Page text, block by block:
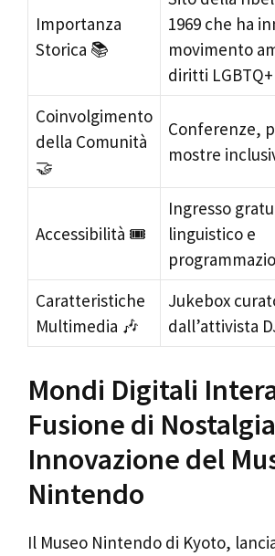
Importanza
Storica 📚
1969 che ha
movimento
diritti LGBTQ+
Coinvolgimento
della Comunità
🤝
Conferenze,
mostre
Accessibilità 🎟️
Ingresso
linguistico e
Caratteristiche
Multimedia 🎶
Jukebox
dall’attivista
Mondi Digitali
Fusione di
Innovazione del
Nintendo
Il Museo Nintendo di Kyoto,